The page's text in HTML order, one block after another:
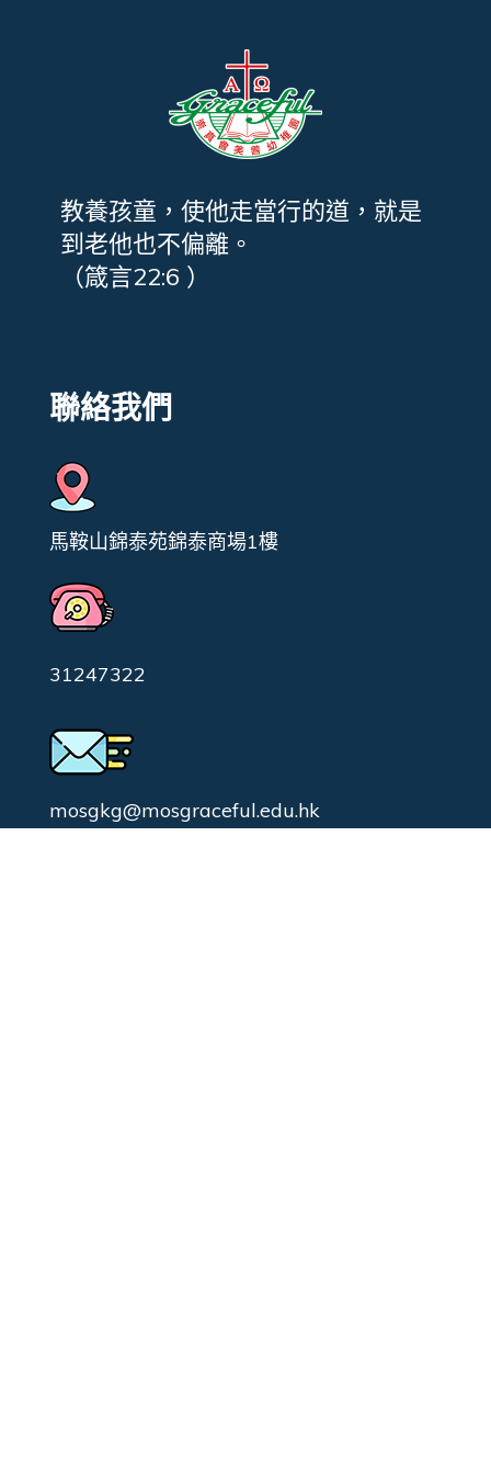
教養孩童，使他走當行的道，就是
到老他也不偏離。
（箴言22:6 ）
聯絡我們
馬鞍山錦泰苑錦泰商場1樓
31247322
mosgkg@mosgraceful.edu.hk